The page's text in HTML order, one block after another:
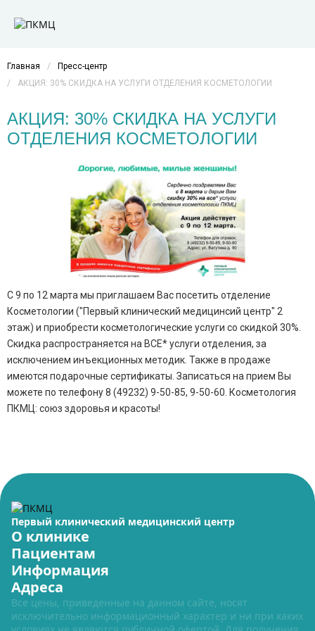
Главная /
Пресс-центр
/
АКЦИЯ: 30% СКИДКА НА УСЛУГИ ОТДЕЛЕНИЯ КОСМЕТОЛОГИИ
АКЦИЯ: 30% СКИДКА НА УСЛУГИ
ОТДЕЛЕНИЯ КОСМЕТОЛОГИИ
С 9 по 12 марта мы приглашаем Вас посетить отделение
Косметологии ("Первый клинический медицинсий центр" 2
этаж) и приобрести косметологические услуги со скидкой 30%.
Скидка распространяется на ВСЕ* услуги отделения, за
исключением инъекционных методик. Также в продаже
имеются подарочные сертификаты. Записаться на прием Вы
можете по телефону 8 (49232) 9-50-85, 9-50-60. Косметология
ПКМЦ: союз здоровья и красоты!
Первый клинический медицинский центр
О клинике
Пациентам
Информация
Адреса
Все цены, приведенные на данном сайте, носят
исключительно информационный характер и ни при каких